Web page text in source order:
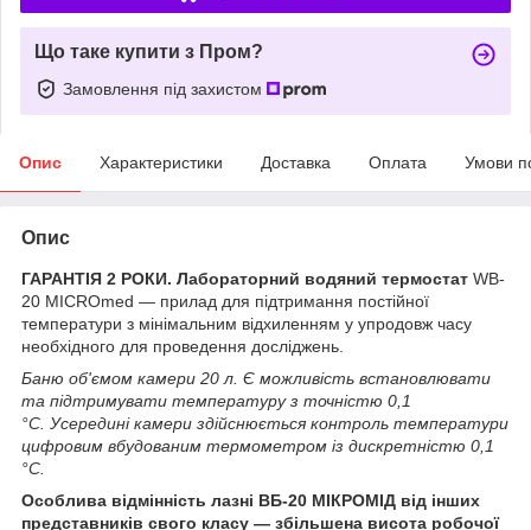
Що таке купити з Пром?
Замовлення під захистом
Опис Характеристики Доставка Оплата Умови
Опис
ГАРАНТІЯ 2 РОКИ. Лабораторний водяний термостат WB-
20 MICROmed — прилад для підтримання постійної
температури з мінімальним відхиленням у упродовж часу
необхідного для проведення досліджень.
Баню об'ємом камери 20 л. Є можливість встановлювати
та підтримувати температуру з точністю 0,1
°C. Усередині камери здійснюється контроль температури
цифровим вбудованим термометром із дискретністю 0,1
°C.
Особлива відмінність лазні ВБ-20 МІКРОМІД від інших
представників свого класу — збільшена висота робочої